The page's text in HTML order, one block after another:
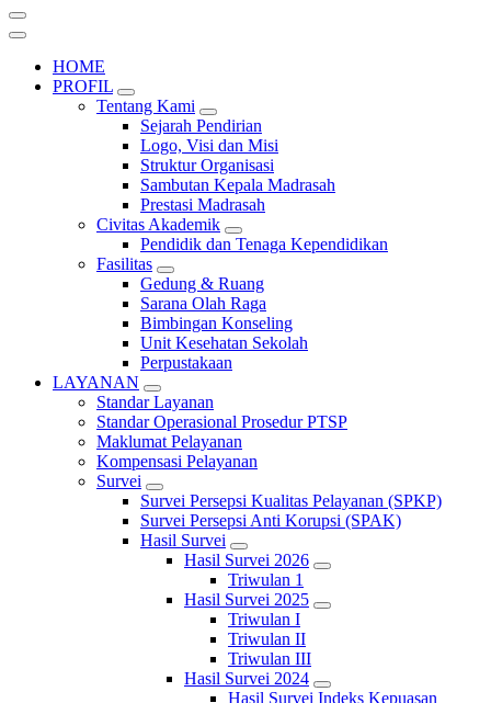
HOME
PROFIL
Tentang Kami
Sejarah Pendirian
Logo, Visi dan Misi
Struktur Organisasi
Sambutan Kepala Madrasah
Prestasi Madrasah
Civitas Akademik
Pendidik dan Tenaga Kependidikan
Fasilitas
Gedung & Ruang
Sarana Olah Raga
Bimbingan Konseling
Unit Kesehatan Sekolah
Perpustakaan
LAYANAN
Standar Layanan
Standar Operasional Prosedur PTSP
Maklumat Pelayanan
Kompensasi Pelayanan
Survei
Survei Persepsi Kualitas Pelayanan (SPKP)
Survei Persepsi Anti Korupsi (SPAK)
Hasil Survei
Hasil Survei 2026
Triwulan 1
Hasil Survei 2025
Triwulan I
Triwulan II
Triwulan III
Hasil Survei 2024
Hasil Survei Indeks Kepuasan